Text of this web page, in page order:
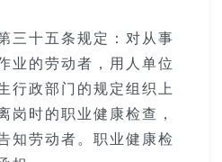
三十五条规定：对从事
业的劳动者，用人单位
行政部门的规定组织上
岗时的职业健康检查，
知劳动者。职业健康检